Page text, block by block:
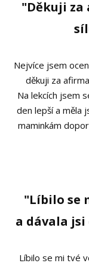
"Děkuji
Nejvíce jsem
děkuji za
Na lekcích jsem
den lepší a měla
maminkám
"Líbilo se
a dávala
Líbilo se mi tvé